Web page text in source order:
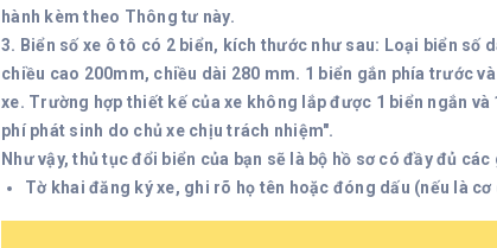
hành kèm theo Thông tư này.
3. Biển số xe ô tô có 2 biển, kích thước như sau: Loại biển
chiều cao 200mm, chiều dài 280 mm. 1 biển gắn phía trước
xe. Trường hợp thiết kế của xe không lắp được 1 biển ngắn
phí phát sinh do chủ xe chịu trách nhiệm".
Như vậy, thủ tục đổi biển của bạn sẽ là bộ hồ sơ có đầy đủ các
Tờ khai đăng ký xe, ghi rõ họ tên hoặc đóng dấu (nếu là